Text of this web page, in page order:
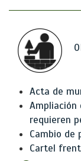
Acta de
requieren
Cambio de
Cartel